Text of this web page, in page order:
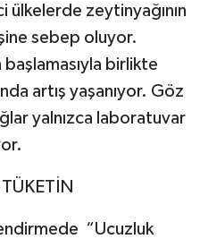
ülkelerde zeytinyağının
sebep oluyor.
başlamasıyla birlikte
artış yaşanıyor. Göz
yalnızca laboratuvar
“Ucuzluk